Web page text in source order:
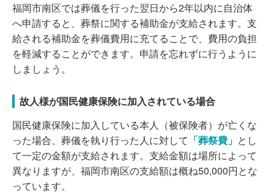
福岡市南区では葬儀を行った翌日から2年以内に自治体
へ申請すると、葬祭に関する補助金が支給されます。支
給される補助金を葬儀費用に充てることで、費用の負担
を軽減することができます。申請を忘れずに行うように
しましょう。
故人様が国民健康保険に加入されている場合
国民健康保険に加入している本人（被保険者）が亡くな
った場合、葬儀を執り行った人に対して 「葬祭費」 とし
て一定の金額が支給されます。支給金額は場所によって
異なりますが、福岡市南区の支給額は概ね50,000円とな
っています。